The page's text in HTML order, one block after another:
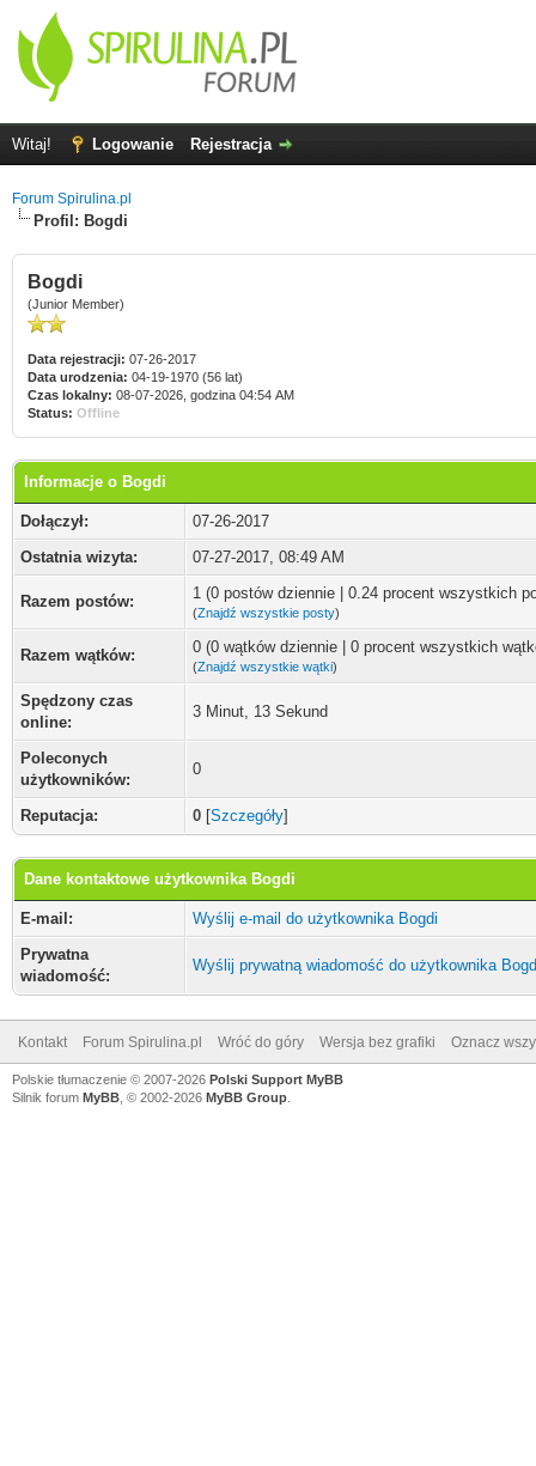
Witaj! Logowanie Rejestracja
Forum Spirulina.pl
Profil: Bogdi
Bogdi
(Junior Member)
Data rejestracji: 07-26-2017
Data urodzenia: 04-19-1970 (56 lat)
Czas lokalny: 08-07-2026, godzina 04:54 AM
Status: Offline
Informacje o Bogdi
Dołączył:
07-26-2017
Ostatnia wizyta:
07-27-2017, 08:49 AM
Razem postów: 1 (0 postów dziennie | 0.24 procent wszystkich
(Znajdź wszystkie posty)
Razem wątków: 0 (0 wątków dziennie | 0 procent wszystkich
(Znajdź wszystkie wątki)
Spędzony czas
online:
3 Minut, 13 Sekund
Poleconych
użytkowników:
0
Reputacja: 0 [Szczegóły]
Dane kontaktowe użytkownika Bogdi
E-mail:
Wyślij e-mail do użytkownika Bogdi
Prywatna
wiadomość:
Wyślij prywatną wiadomość do użytkownika
Kontakt Forum Spirulina.pl Wróć do góry Wersja bez grafiki Oznacz
Polskie tłumaczenie © 2007-2026 Polski Support MyBB
Silnik forum MyBB , © 2002-2026 MyBB Group